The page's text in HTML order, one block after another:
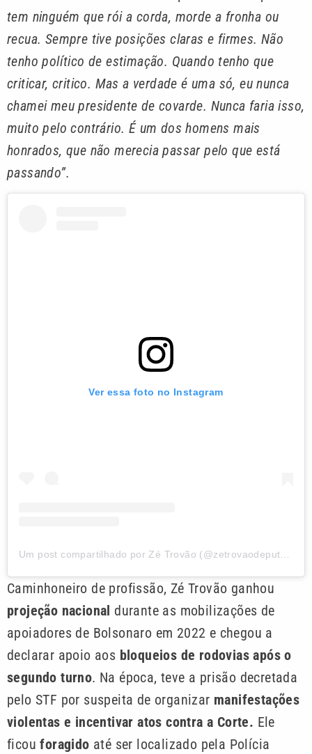
tem ninguém que rói a corda, morde a fronha ou
recua. Sempre tive posições claras e firmes. Não
tenho político de estimação. Quando tenho que
criticar, critico. Mas a verdade é uma só, eu nunca
chamei meu presidente de covarde. Nunca faria isso,
muito pelo contrário. É um dos homens mais
honrados, que não merecia passar pelo que está
passando”.
Ver essa foto no Instagram
Caminhoneiro de profissão, Zé Trovão ganhou
projeção nacional durante as mobilizações de
apoiadores de Bolsonaro em 2022 e chegou a
declarar apoio aos bloqueios de rodovias após o
segundo turno. Na época, teve a prisão decretada
pelo STF por suspeita de organizar manifestações
violentas e incentivar atos contra a Corte. Ele
ficouforagido até ser localizado pela Polícia